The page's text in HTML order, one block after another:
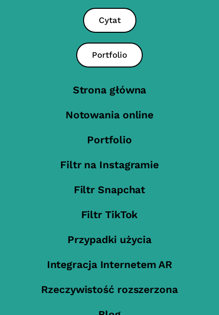
Cytat
Portfolio
Strona główna
Notowania online
Portfolio
Filtr na Instagramie
Filtr Snapchat
Filtr TikTok
Przypadki użycia
Integracja Internetem AR
Rzeczywistość rozszerzona